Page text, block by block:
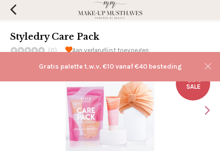
Gratis palette t.w.v. €10 vanaf €40 besteding
Styledry Care Pack
(0) Aan verlanglijst toevoegen
-20%
SALE